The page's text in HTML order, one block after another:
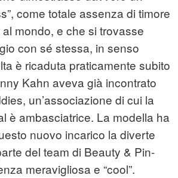
come totale assenza di timore
mondo, e che si trovasse
con sé stessa, in senso
è ricaduta praticamente subito
Kahn aveva già incontrato
un’associazione di cui la
è ambasciatrice. La modella ha
nuovo incarico la diverte
del team di Beauty & Pin-
meravigliosa e “cool”.